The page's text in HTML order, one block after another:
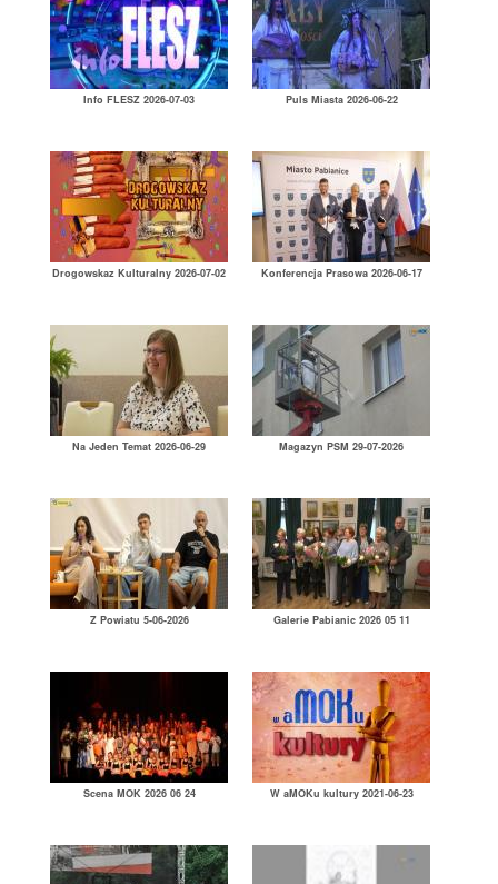
Info FLESZ 2026-07-03 Puls Miasta 2026-06-22
Drogowskaz Kulturalny 2026-07-02 Konferencja Prasowa 2026-06-17
Na Jeden Temat 2026-06-29 Magazyn PSM 29-07-2026
Z Powiatu 5-06-2026 Galerie Pabianic 2026 05 11
Scena MOK 2026 06 24 W aMOKu kultury 2021-06-23